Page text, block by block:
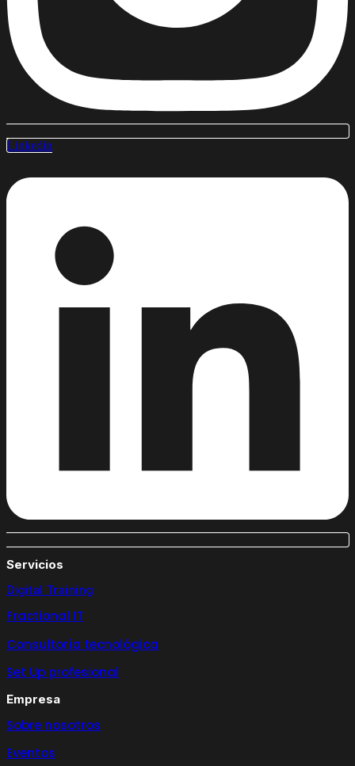
Linkedin
Servicios
Digital Training
Fractional IT
Consultoría tecnológica
Set Up profesional
Empresa
Sobre nosotros
Eventos